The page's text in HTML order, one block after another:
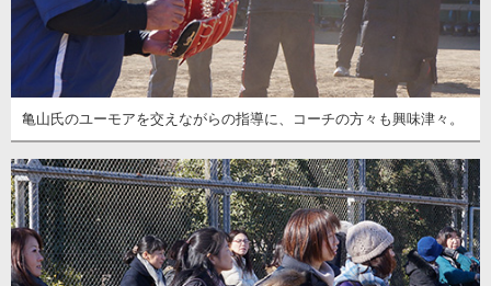
亀山氏のユーモアを交えながらの指導に、コーチの方々も興味津々。